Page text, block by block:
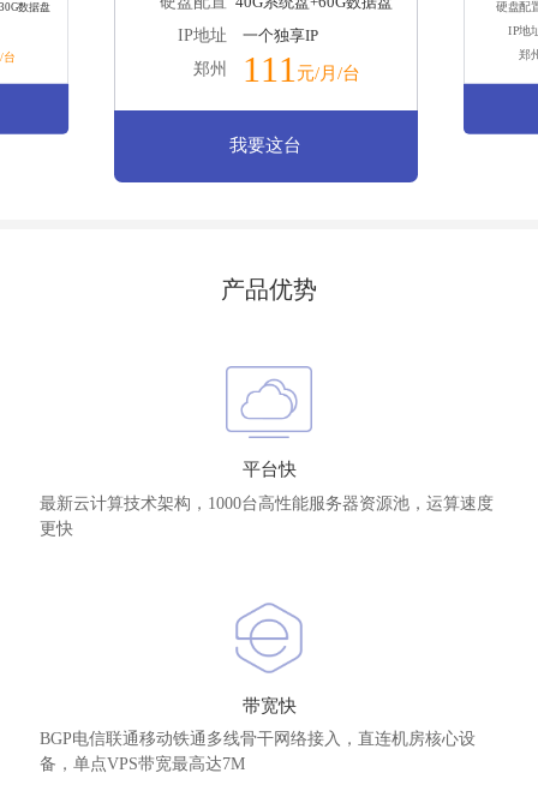
数据盘
台
IP地址
一个独享IP
郑州
111 元/月/台
我要这台
硬盘配
IP地
郑
产品优势
平台快
最新云计算技术架构，1000台高性能服务器资源池，运算速度
更快
带宽快
BGP电信联通移动铁通多线骨干网络接入，直连机房核心设
备，单点VPS带宽最高达7M